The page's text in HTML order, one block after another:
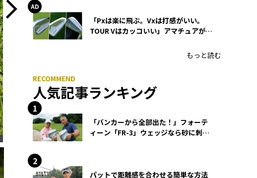
「Pxは楽に飛ぶ。Vxは打感がいい。
TOUR Vはカッコいい」アマチュアが選
もっと読む
人気記事ランキング
「バンカーから全部出た！」フォーテ
ィーン「FR-3」ウェッジなら砂に刺さ
パットで距離感を合わせる簡単な方法